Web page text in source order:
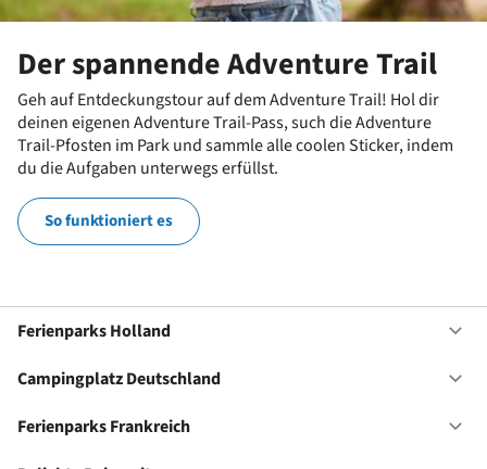
Der spannende Adventure Trail
Geh auf Entdeckungstour auf dem Adventure Trail! Hol dir
deinen eigenen Adventure Trail-Pass, such die Adventure
Trail-Pfosten im Park und sammle alle coolen Sticker, indem
du die Aufgaben unterwegs erfüllst.
So funktioniert es
Ferienparks Holland
Campingplatz Deutschland
Ferienparks Frankreich